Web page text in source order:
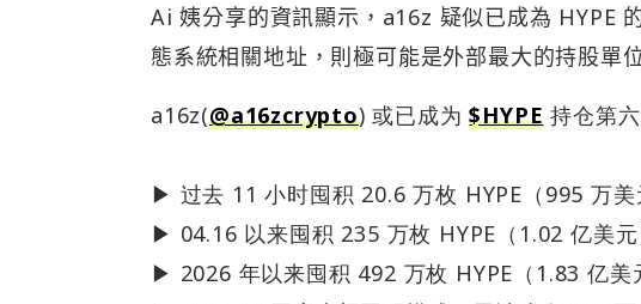
Ai 姨分享的資訊顯示，a16z 疑似已成為
態系統相關地址，則極可能是外部最大的持股單
a16z(@a16zcrypto) 或已成为$HYPE 持仓第
▶︎ 过去 11 小时囤积 20.6 万枚 HYPE（995 万美
▶︎ 04.16 以来囤积 235 万枚 HYPE（1.02 亿美元
▶︎ 2026 年以来囤积 492 万枚 HYPE（1.83 亿美